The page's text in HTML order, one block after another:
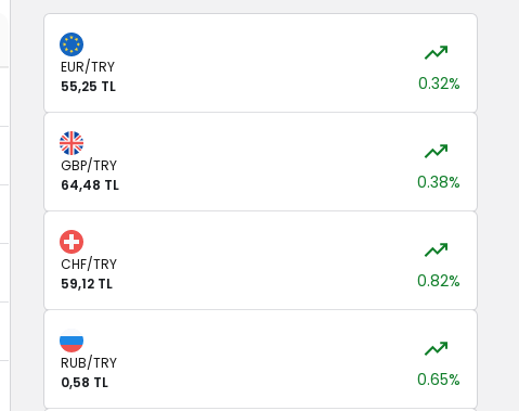
EUR/TRY
55,25 TL
0.32%
GBP/TRY
64,48 TL
0.38%
CHF/TRY
59,12 TL
0.82%
RUB/TRY
0,58 TL
0.65%